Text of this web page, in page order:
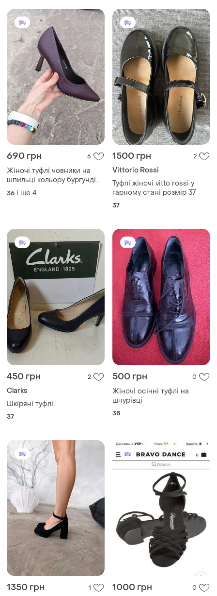
690 грн 6
Жіночі туфлі човники на
шпильці кольору бургунді
vika 36-40р
36 і ще 4
1500 грн 2
Vittorio Rossi
Туфлі жіночі vitto rossi у
гарному стані розмір 37
37
450 грн 2
Clarks
Шкіряні туфлі
37
500 грн 0
Жіночі осінні туфлі на
шнурівці
38
1350 грн 1 1000 грн 0